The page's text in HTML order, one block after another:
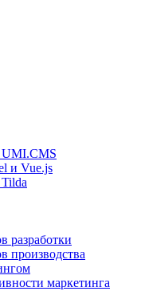
UMI.CMS
и Vue.js
Tilda
разработки
производства
маркетинга